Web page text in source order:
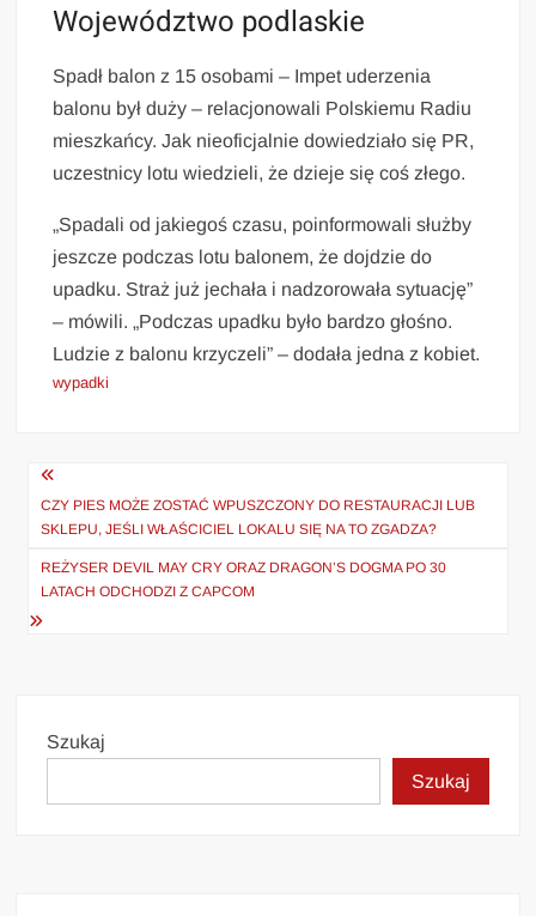
Województwo podlaskie
Spadł balon z 15 osobami – Impet uderzenia
balonu był duży – relacjonowali Polskiemu Radiu
mieszkańcy. Jak nieoficjalnie dowiedziało się PR,
uczestnicy lotu wiedzieli, że dzieje się coś złego.
„Spadali od jakiegoś czasu, poinformowali służby
jeszcze podczas lotu balonem, że dojdzie do
upadku. Straż już jechała i nadzorowała sytuację”
– mówili. „Podczas upadku było bardzo głośno.
Ludzie z balonu krzyczeli” – dodała jedna z kobiet.
wypadki
Nawigacja
wpisu
CZY PIES MOŻE ZOSTAĆ WPUSZCZONY DO RESTAURACJI LUB
SKLEPU, JEŚLI WŁAŚCICIEL LOKALU SIĘ NA TO ZGADZA?
REŻYSER DEVIL MAY CRY ORAZ DRAGON’S DOGMA PO 30
LATACH ODCHODZI Z CAPCOM
Szukaj
Szukaj